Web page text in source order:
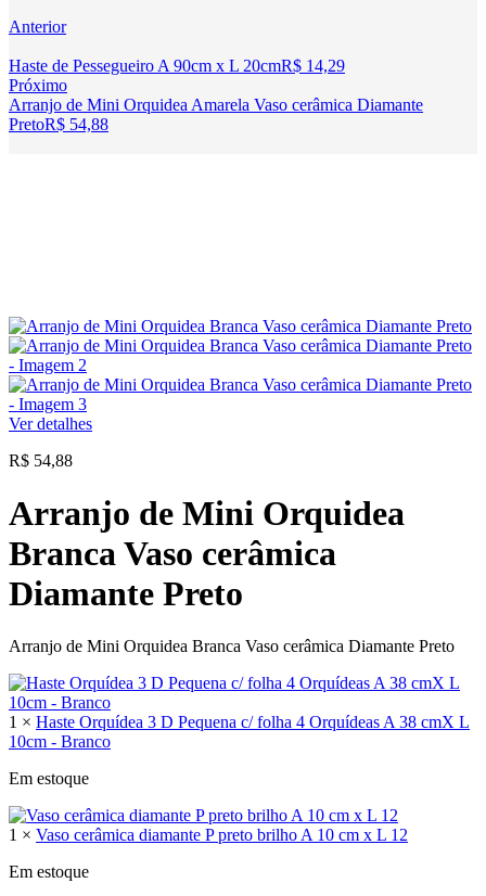
Anterior
Haste de Pessegueiro A 90cm x L 20cmR$ 14,29
Próximo
Arranjo de Mini Orquidea Amarela Vaso cerâmica Diamante
PretoR$ 54,88
Ver detalhes
R$ 54,88
Arranjo de Mini Orquidea
Branca Vaso cerâmica
Diamante Preto
Arranjo de Mini Orquidea Branca Vaso cerâmica Diamante Preto
1 × Haste Orquídea 3 D Pequena c/ folha 4 Orquídeas A 38 cmX L
10cm - Branco
Em estoque
1 × Vaso cerâmica diamante P preto brilho A 10 cm x L 12
Em estoque